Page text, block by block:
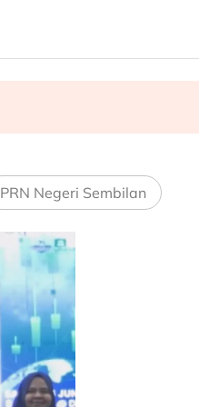
PRN Negeri Sembilan